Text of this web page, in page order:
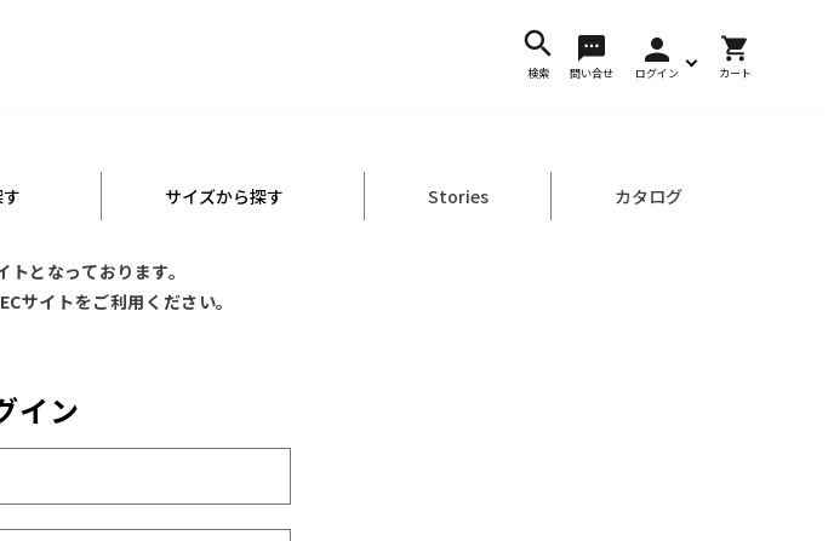
検索 問い合せ ログイン カート
カ
ー
サイズから探す Stories カタログ
となっております。
サイトをご利用ください。
イン